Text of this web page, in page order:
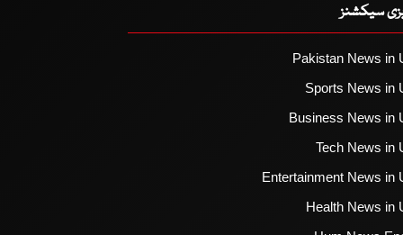
سیکشنز
Pakistan News in
Sports News in
Business News in
Tech News in
Entertainment News in
Health News in